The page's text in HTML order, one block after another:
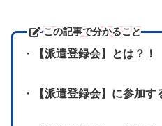
この記事で分かること
・ 【派遣登録会】とは？！
・ 【派遣登録会】に参加